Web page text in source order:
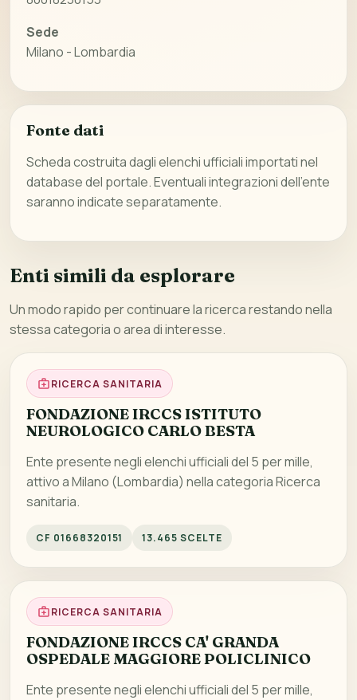
Sede
Milano - Lombardia
Fonte dati
Scheda costruita dagli elenchi ufficiali importati nel
database del portale. Eventuali integrazioni dell’ente
saranno indicate separatamente.
Enti simili da esplorare
Un modo rapido per continuare la ricerca restando nella
stessa categoria o area di interesse.
RICERCA SANITARIA
FONDAZIONE IRCCS ISTITUTO
NEUROLOGICO CARLO BESTA
Ente presente negli elenchi ufficiali del 5 per mille,
attivo a Milano (Lombardia) nella categoria Ricerca
sanitaria.
CF 01668320151 13.465 SCELTE
RICERCA SANITARIA
FONDAZIONE IRCCS CA' GRANDA
OSPEDALE MAGGIORE POLICLINICO
Ente presente negli elenchi ufficiali del 5 per mille,